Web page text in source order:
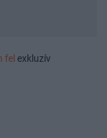
fel exkluzív